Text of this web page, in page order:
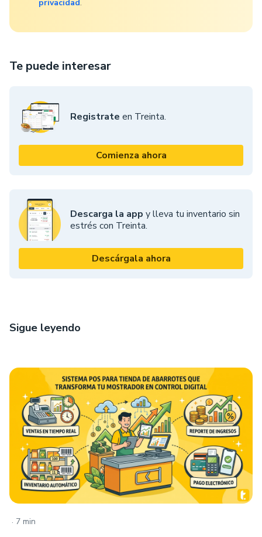
Te puede interesar
Registrate en Treinta.
Comienza ahora
Descarga la app y lleva tu inventario sin
estrés con Treinta.
Descárgala ahora
privacidad.
Sigue leyendo
. 7 min